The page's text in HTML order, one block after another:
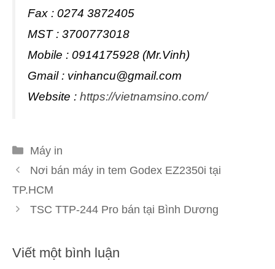
Fax : 0274 3872405
MST : 3700773018
Mobile : 0914175928 (Mr.Vinh)
Gmail : vinhancu@gmail.com
Website : https://vietnamsino.com/
Danh
mục
Máy in
Nơi bán máy in tem Godex EZ2350i tại
TP.HCM
TSC TTP-244 Pro bán tại Bình Dương
Viết một bình luận